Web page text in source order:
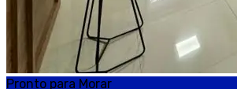
Pronto para Morar